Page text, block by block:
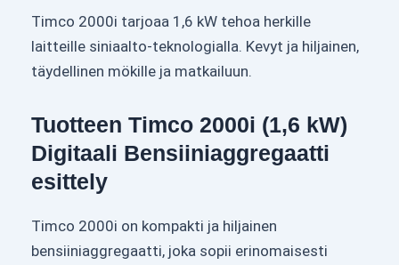
Timco 2000i tarjoaa 1,6 kW tehoa herkille
laitteille siniaalto-teknologialla. Kevyt ja hiljainen,
täydellinen mökille ja matkailuun.
Tuotteen Timco 2000i (1,6 kW)
Digitaali Bensiiniaggregaatti
esittely
Timco 2000i on kompakti ja hiljainen
bensiiniaggregaatti, joka sopii erinomaisesti